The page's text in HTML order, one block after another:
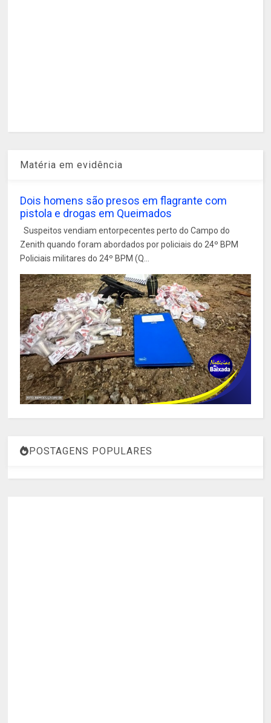
Matéria em evidência
Dois homens são presos em flagrante com
pistola e drogas em Queimados
Suspeitos vendiam entorpecentes perto do Campo do
Zenith quando foram abordados por policiais do 24º BPM
Policiais militares do 24º BPM (Q...
POSTAGENS POPULARES